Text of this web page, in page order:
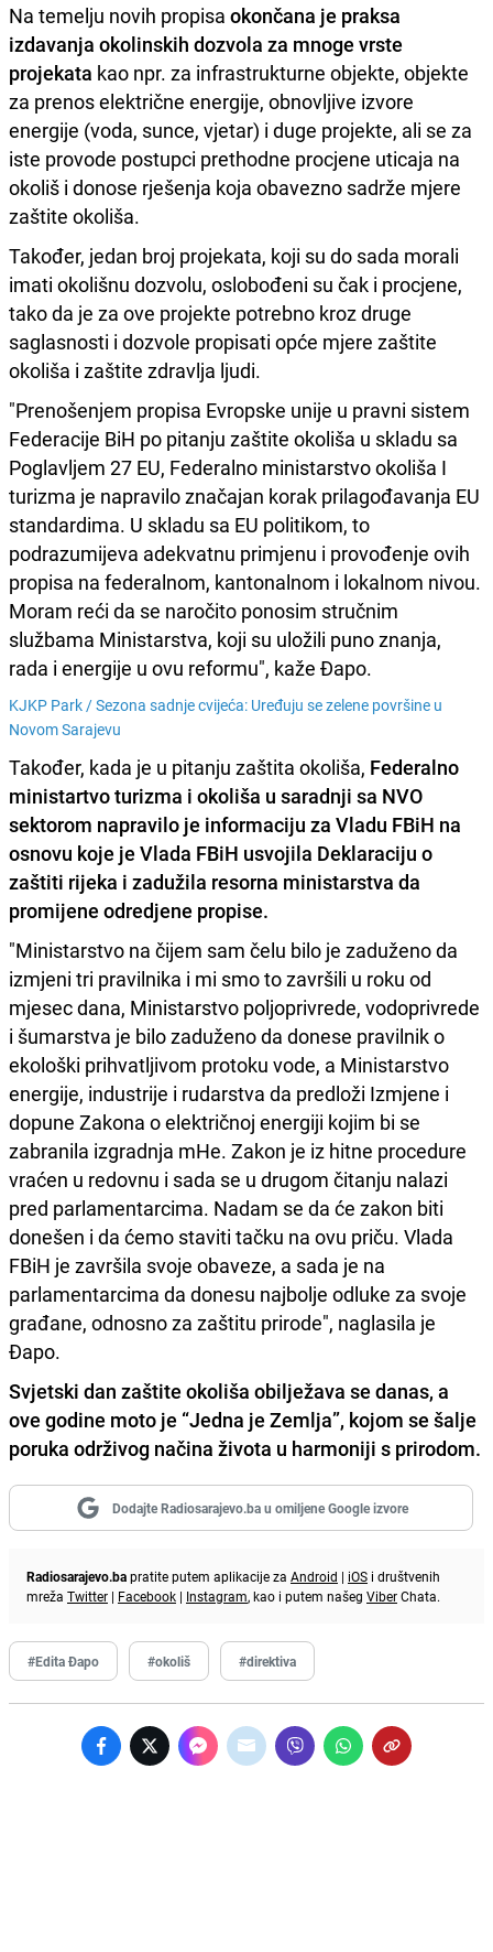
Na temelju novih propisa okončana je praksa
izdavanja okolinskih dozvola za mnoge vrste
projekata kao npr. za infrastrukturne objekte, objekte
za prenos električne energije, obnovljive izvore
energije (voda, sunce, vjetar) i duge projekte, ali se za
iste provode postupci prethodne procjene uticaja na
okoliš i donose rješenja koja obavezno sadrže mjere
zaštite okoliša.
Također, jedan broj projekata, koji su do sada morali
imati okolišnu dozvolu, oslobođeni su čak i procjene,
tako da je za ove projekte potrebno kroz druge
saglasnosti i dozvole propisati opće mjere zaštite
okoliša i zaštite zdravlja ljudi.
"Prenošenjem propisa Evropske unije u pravni sistem
Federacije BiH po pitanju zaštite okoliša u skladu sa
Poglavljem 27 EU, Federalno ministarstvo okoliša I
turizma je napravilo značajan korak prilagođavanja EU
standardima. U skladu sa EU politikom, to
podrazumijeva adekvatnu primjenu i provođenje ovih
propisa na federalnom, kantonalnom i lokalnom nivou.
Moram reći da se naročito ponosim stručnim
službama Ministarstva, koji su uložili puno znanja,
rada i energije u ovu reformu", kaže Đapo.
KJKP Park /Sezona sadnje cvijeća: Uređuju se zelene površine u
Novom Sarajevu
Također, kada je u pitanju zaštita okoliša, Federalno
ministartvo turizma i okoliša u saradnji sa NVO
sektorom napravilo je informaciju za Vladu FBiH na
osnovu koje je Vlada FBiH usvojila Deklaraciju o
zaštiti rijeka i zadužila resorna ministarstva da
promijene odredjene propise.
"Ministarstvo na čijem sam čelu bilo je zaduženo da
izmjeni tri pravilnika i mi smo to završili u roku od
mjesec dana, Ministarstvo poljoprivrede, vodoprivrede
i šumarstva je bilo zaduženo da donese pravilnik o
ekološki prihvatljivom protoku vode, a Ministarstvo
energije, industrije i rudarstva da predloži Izmjene i
dopune Zakona o električnoj energiji kojim bi se
zabranila izgradnja mHe. Zakon je iz hitne procedure
vraćen u redovnu i sada se u drugom čitanju nalazi
pred parlamentarcima. Nadam se da će zakon biti
donešen i da ćemo staviti tačku na ovu priču. Vlada
FBiH je završila svoje obaveze, a sada je na
parlamentarcima da donesu najbolje odluke za svoje
građane, odnosno za zaštitu prirode", naglasila je
Đapo.
Svjetski dan zaštite okoliša obilježava se danas, a
ove godine moto je “Jedna je Zemlja”, kojom se šalje
poruka održivog načina života u harmoniji s prirodom.
Dodajte Radiosarajevo.ba u omiljene Google izvore
Radiosarajevo.bapratite putem aplikacije za Android | iOS i društvenih
mreža Twitter | Facebook | Instagram, kao i putem našeg ViberChata.
#Edita Đapo #okoliš #direktiva